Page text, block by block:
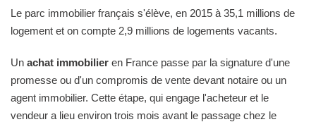
Le parc immobilier français s'élève, en 2015 à 35,1 millions de
logement et on compte 2,9 millions de logements vacants.
Un achat immobilier en France passe par la signature d'une
promesse ou d'un compromis de vente devant notaire ou un
agent immobilier. Cette étape, qui engage l'acheteur et le
vendeur a lieu environ trois mois avant le passage chez le